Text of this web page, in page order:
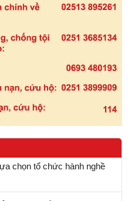
chọn tổ chức hành nghề
lựa chọn tổ chức hành